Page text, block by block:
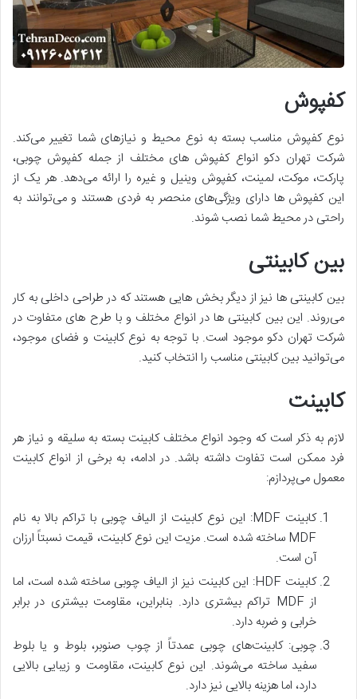
کفپوش
نوع کفپوش مناسب بسته به نوع محیط و نیازهای شما تغییر می‌کند.
شرکت تهران دکو انواع کفپوش های مختلف از جمله کفپوش چوبی،
پارکت، موکت، لمینت، کفپوش وینیل و غیره را ارائه می‌دهد. هر یک از
این کفپوش ها دارای ویژگی‌های منحصر به فردی هستند و می‌توانند به
راحتی در محیط شما نصب شوند.
بین کابینتی
بین کابینتی ها نیز از دیگر بخش هایی هستند که در طراحی داخلی به کار
می‌روند. این بین کابینتی ها در انواع مختلف و با طرح های متفاوت در
شرکت تهران دکو موجود است. با توجه به نوع کابینت و فضای موجود،
می‌توانید بین کابینتی مناسب را انتخاب کنید.
کابینت
لازم به ذکر است که وجود انواع مختلف کابینت بسته به سلیقه و نیاز هر
فرد ممکن است تفاوت داشته باشد. در ادامه، به برخی از انواع کابینت
معمول می‌پردازم:
کابینت MDF: این نوع کابینت از الیاف چوبی با تراکم بالا به نام
MDF ساخته شده است. مزیت این نوع کابینت، قیمت نسبتاً ارزان
آن است.
کابینت HDF: این کابینت نیز از الیاف چوبی ساخته شده است، اما
از MDF تراکم بیشتری دارد. بنابراین، مقاومت بیشتری در برابر
خرابی و ضربه دارد.
چوبی: کابینت‌های چوبی عمدتاً از چوب صنوبر، بلوط و یا بلوط
سفید ساخته می‌شوند. این نوع کابینت، مقاومت و زیبایی بالایی
دارد، اما هزینه بالایی نیز دارد.